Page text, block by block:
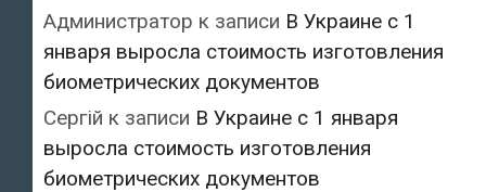
Администратор к записи В Украине с 1
января выросла стоимость изготовления
биометрических документов
Сергій к записи В Украине с 1 января
выросла стоимость изготовления
биометрических документов